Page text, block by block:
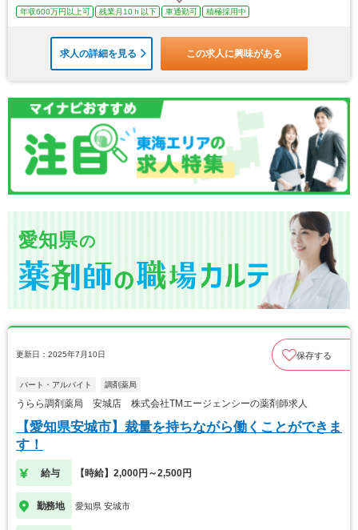
年収600万円以上可 残業月10ｈ以下 車通勤可 積極採用中
求人の詳細を見る この求人に興味がある
愛知県の
更新日：2025年7月10日 保存する
パート・アルバイト 調剤薬局
うらら調剤薬局 安城店 株式会社TMエージェンシーの薬剤師求人
【愛知県安城市】裁量を持ちながら働くことができま
す！
給与 【時給】2,000円～2,500円
勤務地 愛知県 安城市